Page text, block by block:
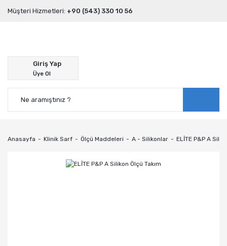
Müşteri Hizmetleri: +90 (543) 330 10 56
Giriş Yap
Üye Ol
Anasayfa Klinik Sarf Ölçü Maddeleri A - Silikonlar ELİTE P&P A